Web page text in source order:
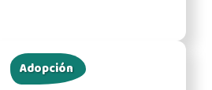
Adopción